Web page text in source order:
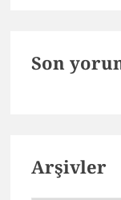
Son
Arşivler